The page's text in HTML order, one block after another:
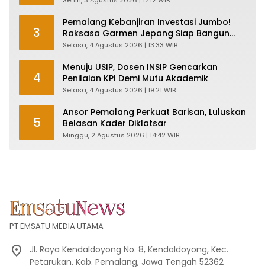
3
Pemalang Kebanjiran Investasi Jumbo!
Raksasa Garmen Jepang Siap Bangun
Pabrik dan Serap Ribuan Tenaga Kerja
Selasa, 4 Agustus 2026 | 13:33 WIB
4
Menuju USIP, Dosen INSIP Gencarkan
Penilaian KPI Demi Mutu Akademik
Selasa, 4 Agustus 2026 | 19:21 WIB
5
Ansor Pemalang Perkuat Barisan, Luluskan
Belasan Kader Diklatsar
Minggu, 2 Agustus 2026 | 14:42 WIB
PT EMSATU MEDIA UTAMA
Jl. Raya Kendaldoyong No. 8, Kendaldoyong, Kec.
Petarukan. Kab. Pemalang, Jawa Tengah 52362